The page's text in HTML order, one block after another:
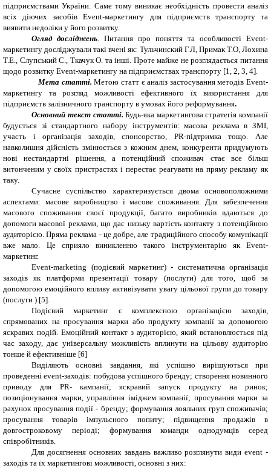
підприємствами України. Саме тому виникає необхідність провести аналіз
всіх діючих засобівEvent-маркетингу для підприємств транспорту та
виявити недоліки у його розвитку.
Огляд досліджень
Питання про поняття та особливості Event-
маркетингу досліджували такі вчені як: Тульчинский Г.Л, Примак Т.О, Лохина
Т.Е., Слупський С., Ткачук О. та інші. Проте майже не розглядається питання
щодо розвитку Event-маркетингу на підприємствах транспорту [1, 2, 3, 4].
Мета статті. Метою статт є аналіз застосування методів Event-
маркетингу та розгляд можливості ефективного їх використання для
підприємств залізничного транспорту в умовах його реформування.
Основний текст статті. Будь-яка маркетингова стратегія компанії
будується зі стандартного набору інструментів: масова реклама в ЗМІ,
участь і організація заходів, спонсорство, PR-підтримка тощо. Але
навколишня дійсність змінюється з кожним днем, конкуренти придумують
нові нестандартні рішення, а потенційний споживач стає все більш
витонченим у своїх пристрастях і перестає реагувати на пряму рекламу як
таку.
Сучасне суспільство характеризується двома основоположними
аспектами: масове виробництво і масове споживання. Для забезпечення
масового споживання своєї продукції, багато виробників вдаються до
допомоги масової реклами, що дає низьку вартість контакту з потенційною
аудиторією. Пряма реклама - це добре, але традиційного способу комунікації
вже мало. Це сприяло виникленню такого інструментарію як Event-
маркетинг.
Еvent-marketing (подієвий маркетинг) - систематична організація
заходів як платформи презентації товару (послуги) для того, щоб за
допомогою емоційного впливу активізувати увагу цільової групи до товару
(послуги ) [5].
Подієвий маркетинг єкомплексноюорганізацієюзаходів,
спрямованих на просування марки або продукту компанії за допомогою
яскравих подій. Емоційний контакт з аудиторією, який встановлюється під
час заходу, дає універсальну можливість вплинути на цільову аудиторію
тонше й ефективніше [6]
Виділяють основні завдання, які успішно вирішуються при
проведенніevent-заходів: побудова успішного бренду; створення новинного
приводу для PR- кампанії; яскравий запуск продукту на ринок;
позиціонування марки, управління іміджем компанії; просування марки за
рахунок просування події - бренду; формування лояльних груп споживачів;
просування товарів імпульсного попиту; підвищення продажів в
довгостроковому періоді; формування команди однодумців серед
співробітників.
Для досягнення основних завдань важливо розглянути види event -
заходів та їх маркетингові можливості , основні з них: